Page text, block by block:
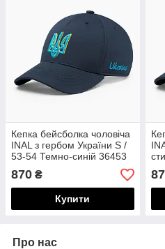
Кепка бейсболка чоловіча
INAL з гербом України S /
53-54 Темно-синій 36453
870 ₴
Купити
Про нас